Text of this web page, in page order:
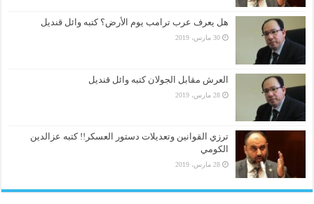
هل يعرف عرب ترامب يوم الأرض؟ كتبه وائل قنديل
30 مارس، 2019
العرش مقابل الجولان كتبه وائل قنديل
28 مارس، 2019
ترزي القوانين وتعديلات دستور العسكر!! كتبه عزالدين
الكومي
28 مارس، 2019